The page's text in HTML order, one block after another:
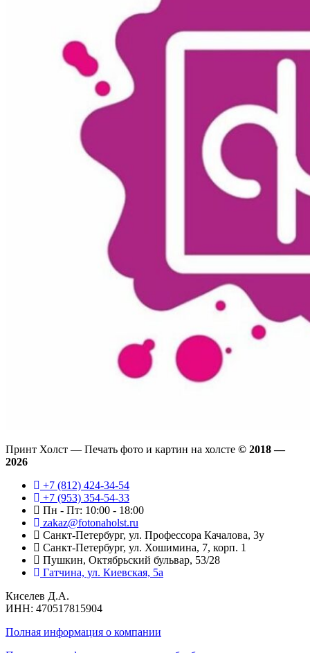
Принт Холст — Печать фото и картин на холсте © 2018 —
2026
+7 (812) 424-34-54
+7 (953) 354-54-33
Пн - Пт: 10:00 - 18:00
zakaz@fotonaholst.ru
Санкт-Петербург, ул. Профессора Качалова, 3у
Санкт-Петербург, ул. Хошимина, 7, корп. 1
Пушкин, Октябрьский бульвар, 53/28
Гатчина, ул. Киевская, 5а
Киселев Д.А.
ИНН: 470517815904
Полная информация о компании